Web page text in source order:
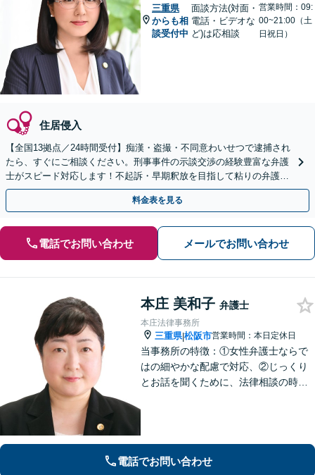
三重県
からも相
談受付中
面談方法(対面・
電話・ビデオな
ど)は応相談
営業時間：09:
00~21:00（土
日祝日）
住居侵入
【全国13拠点／24時間受付】痴漢・盗撮・不同意わいせつで逮捕され
たら、すぐにご相談ください。刑事事件の示談交渉の経験豊富な弁護
士がスピード対応します！不起訴・早期釈放を目指して粘りの弁護活
動を行います。
料金表を見る
電話でお問い合わせ メールでお問い合わせ
本庄 美和子 弁護士
本庄法律事務所
三重県|松阪市営業時間：本日定休日
当事務所の特徴：①女性弁護士ならで
はの細やかな配慮で対応、②じっくり
とお話を聞くために、法律相談の時間
電話でお問い合わせ